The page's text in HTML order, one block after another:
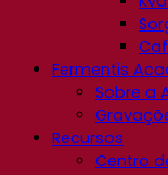
Fermentis
Sobre a
Recursos
Centro